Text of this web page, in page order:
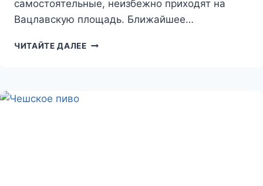
самостоятельные, неизбежно приходят на
Вацлавскую площадь. Ближайшее…
ЧИТАЙТЕ ДАЛЕЕNOVOMĚSTSKÝ